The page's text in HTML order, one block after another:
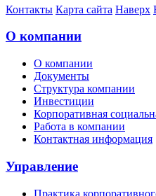
Контакты Карта сайта Наверх
О компании
О компании
Документы
Структура компании
Инвестиции
Корпоративная
Работа в компании
Контактная информация
Управление
Практика